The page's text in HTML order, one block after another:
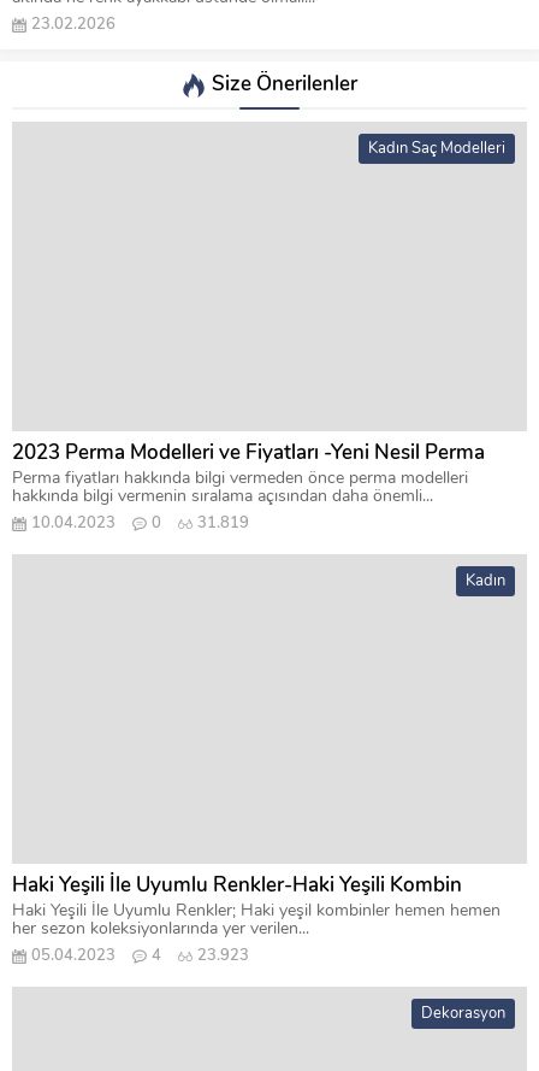
23.02.2026
Size Önerilenler
Kadın Saç Modelleri
2023 Perma Modelleri ve Fiyatları -Yeni Nesil Perma
Perma fiyatları hakkında bilgi vermeden önce perma modelleri
hakkında bilgi vermenin sıralama açısından daha önemli...
10.04.2023 0 31.819
Kadın
Haki Yeşili İle Uyumlu Renkler-Haki Yeşili Kombin
Haki Yeşili İle Uyumlu Renkler; Haki yeşil kombinler hemen hemen
her sezon koleksiyonlarında yer verilen...
05.04.2023 4 23.923
Dekorasyon